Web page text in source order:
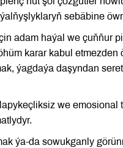
sebäbine
adam haýal we çuňňur
karar kabul etmezden
ýagdaýa daşyndan
we emosional
ýa-da sowukganly